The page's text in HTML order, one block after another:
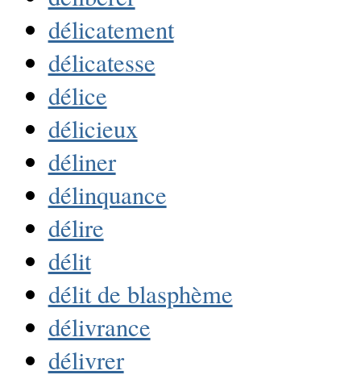
délicatement
délicatesse
délice
délicieux
déliner
délinquance
délire
délit
délit de blasphème
délivrance
délivrer